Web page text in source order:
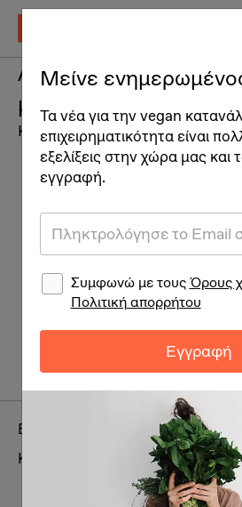
Aφρόλουτρο σε
μπάρας 3 σε 1
Καλλυντικά
Brand:
Κατηγορία:
Ατομική
διατροφής
Unisex
Πρόσωπο
Μείνε
Τα νέα για την vegan
επιχειρηματικότητα είναι
εξελίξεις στην χώρα μας και
εγγραφή.
Συμφωνώ με τουςΌρους
Πολιτική απορρήτου
Εγγραφή